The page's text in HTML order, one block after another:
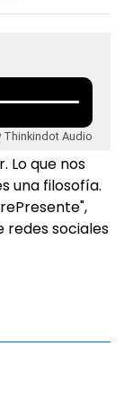
Thinkindot Audio
Lo que nos
una filosofía.
redes sociales